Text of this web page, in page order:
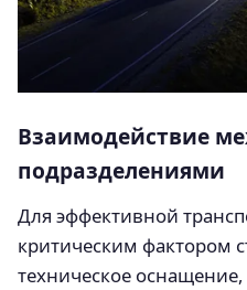
Взаимодействие
подразделениями
Для эффективной
критическим фактором
техническое